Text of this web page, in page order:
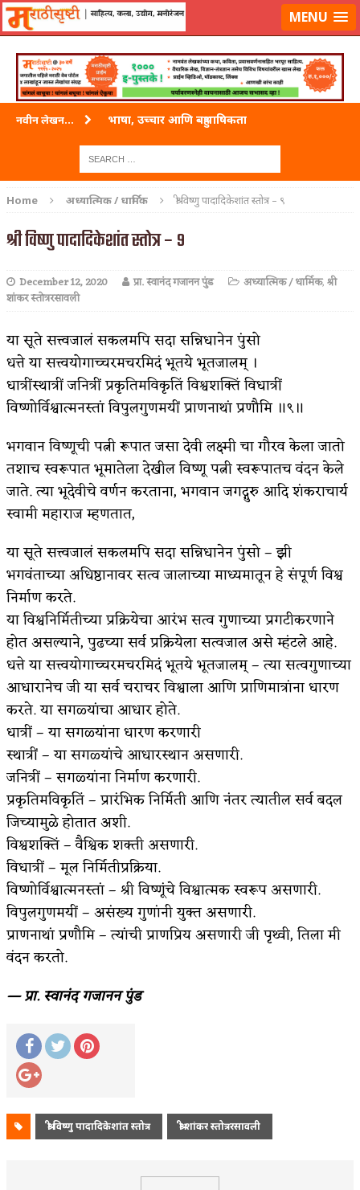
लॉग-इन करा|लेखक नोंदणी कराMENU
नवीन लेखन... भाषा, उच्चार आणि बहुभाषिकता
ताम्र – एक अफलातून धातू (COPPER)
अशी एक कविता लिहू इच्छिते
पाटलाची विहीर
पुस्तके बदलायची आहेत तुम्हाला!
किती घोषणांचा पाऊस होता
कसं हुईन तं हू माय…
काळजाचे प्रेत
चमकदार चांदी
आदिवासींचा डॉक्टर, समाजसेवेचा ध्यास : डॉ. राहुल
जोशी
डेंग्यू: ताप उतरला म्हणजे धोका टळला असे नाही!
४ जुलै – इतिहासात घडलेल्या महत्त्वाच्या घटना
सुवर्ण – झळाळी
‘अर्थ’पूर्ण हास्य
अष्टपैलू : खंडू रांगणेकर
अपूर्ण कथा
बुडीच खटलं – संयुक्त कुटुंब का गरजेचं?
Home अध्यात्मिक / धार्मिक श्री विष्णु पादादिकेशांत स्तोत्र – ९
श्री विष्णु पादादिकेशांत स्तोत्र – ९
December 12, 2020 प्रा. स्वानंद गजानन पुंड अध्यात्मिक / धार्मिक,श्री
शांकर स्तोत्ररसावली
या सूते सत्त्वजालं सकलमपि सदा सन्निधानेन पुंसो
धत्ते या सत्त्वयोगाच्चरमचरमिदं भूतये भूतजालम् ।
धात्रींस्थात्रीं जनित्रीं प्रकृतिमविकृतिं विश्वशक्तिं विधात्रीं
विष्णोर्विश्वात्मनस्तां विपुलगुणमयीं प्राणनाथां प्रणौमि ॥९॥
भगवान विष्णूची पत्नी रूपात जसा देवी लक्ष्मी चा गौरव केला जातो
तशाच स्वरूपात भूमातेला देखील विष्णू पत्नी स्वरूपातच वंदन केले
जाते. त्या भूदेवीचे वर्णन करताना, भगवान जगद्गुरु आदि शंकराचार्य
स्वामी महाराज म्हणतात,
या सूते सत्त्वजालं सकलमपि सदा सन्निधानेन पुंसो – झी
भगवंताच्या अधिष्ठानावर सत्व जालाच्या माध्यमातून हे संपूर्ण विश्व
निर्माण करते.
या विश्वनिर्मितीच्या प्रक्रियेचा आरंभ सत्व गुणाच्या प्रगटीकरणाने
होत असल्याने, पुढच्या सर्व प्रक्रियेला सत्वजाल असे म्हंटले आहे.
धत्ते या सत्त्वयोगाच्चरमचरमिदं भूतये भूतजालम् – त्या सत्वगुणाच्या
आधारानेच जी या सर्व चराचर विश्वाला आणि प्राणिमात्रांना धारण
करते. या सगळ्यांचा आधार होते.
धात्रीं – या सगळ्यांना धारण करणारी
स्थात्रीं – या सगळ्यांचे आधारस्थान असणारी.
जनित्रीं – सगळ्यांना निर्माण करणारी.
प्रकृतिमविकृतिं – प्रारंभिक निर्मिती आणि नंतर त्यातील सर्व बदल
जिच्यामुळे होतात अशी.
विश्वशक्तिं – वैश्विक शक्ती असणारी.
विधात्रीं – मूल निर्मितीप्रक्रिया.
विष्णोर्विश्वात्मनस्तां – श्री विष्णूंचे विश्वात्मक स्वरूप असणारी.
विपुलगुणमयीं – असंख्य गुणांनी युक्त असणारी.
प्राणनाथां प्रणौमि – त्यांची प्राणप्रिय असणारी जी पृथ्वी, तिला मी
वंदन करतो.
— प्रा. स्वानंद गजानन पुंड
श्री विष्णु पादादिकेशांत स्तोत्र श्री शांकर स्तोत्ररसावली